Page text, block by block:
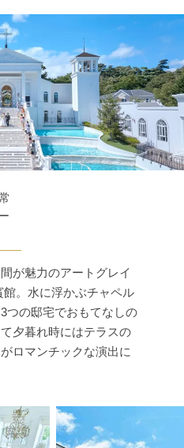
が魅力のアートグレイ
館。水に浮かぶチャペル
つの邸宅でおもてなしの
夕暮れ時にはテラスの
ロマンチックな演出に